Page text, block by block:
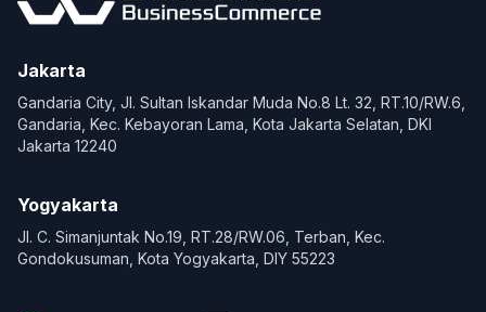
Jakarta
Gandaria City, Jl. Sultan Iskandar Muda No.8 Lt. 32, RT.10/RW.6,
Gandaria, Kec. Kebayoran Lama, Kota Jakarta Selatan, DKI
Jakarta 12240
Yogyakarta
Jl. C. Simanjuntak No.19, RT.28/RW.06, Terban, Kec.
Gondokusuman, Kota Yogyakarta, DIY 55223